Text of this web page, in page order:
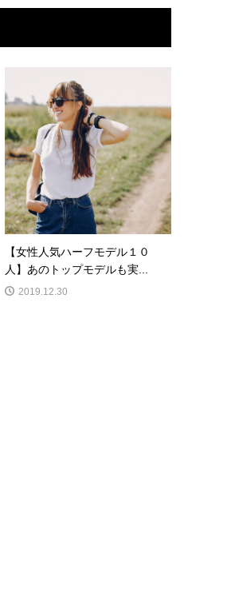
【女性人気ハーフモデル１０
人】あのトップモデルも実...
2019.12.30